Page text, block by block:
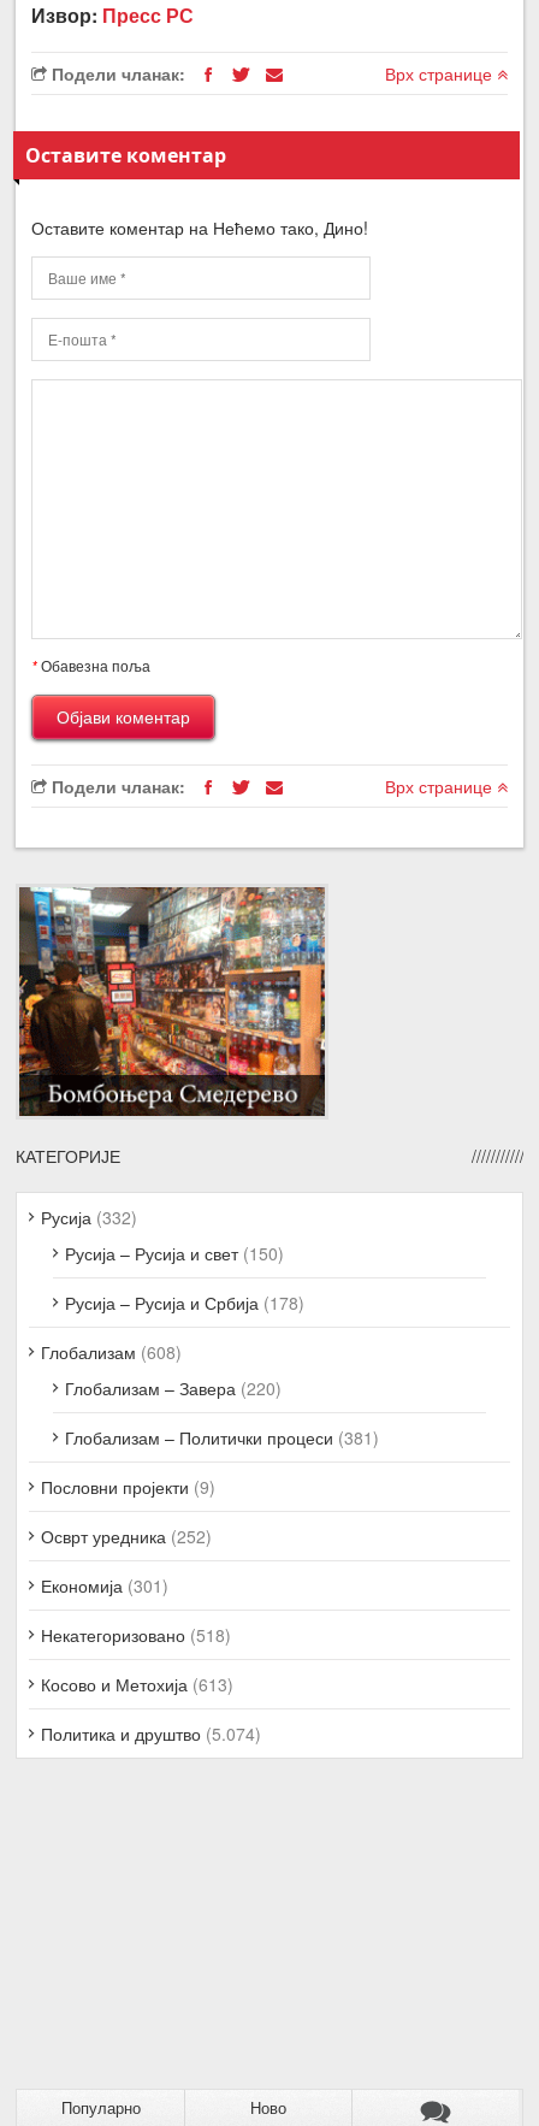
Извор: Пресс РС
Подели чланак: Врх странице
Оставите коментар
Оставите коментар на Нећемо тако, Дино!
*Обавезна поља
Подели чланак: Врх странице
КАТЕГОРИЈЕ
Русија (332)
Русија – Русија и свет(150)
Русија – Русија и Србија (178)
Глобализам (608)
Глобализам – Завера (220)
Глобализам – Политички процеси (381)
Пословни пројекти (9)
Осврт уредника (252)
Економија (301)
Некатегоризовано (518)
Косово и Метохија (613)
Политика и друштво (5.074)
Популарно Ново